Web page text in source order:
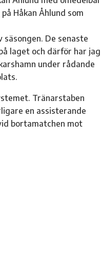
Håkan Åhlund som
De senaste
laget och därför har jag
under rådande
Tränarstaben
en assisterande
bortamatchen mot